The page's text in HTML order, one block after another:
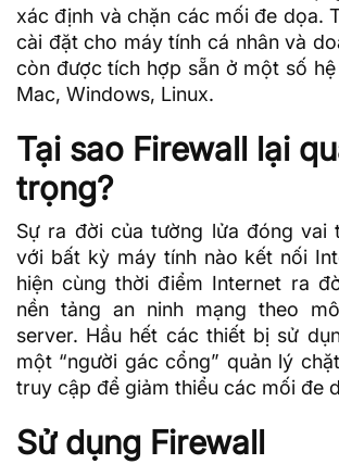
xác định và chặn các mối đe dọa.
cài đặt cho máy tính cá nhân và
còn được tích hợp sẵn ở một số
Mac, Windows, Linux.
Tại sao Firewall lại
trọng?
Sự ra đời của tường lửa đóng vai
với bất kỳ máy tính nào kết nối
hiện cùng thời điểm Internet ra
nền tảng an ninh mạng theo
server. Hầu hết các thiết bị sử
một “người gác cổng” quản lý
truy cập để giảm thiểu các mối đe
Sử dụng Firewall